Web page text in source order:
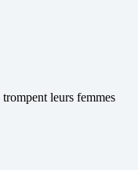
leurs femmes